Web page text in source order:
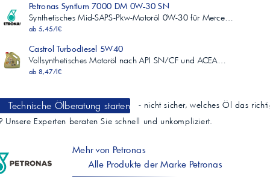
Petronas Syntium 7000 DM 0W-30 SN
Synthetisches Mid-SAPS-Pkw-Motoröl 0W-30 für Merce…
ab 5,45/l€
Castrol Turbodiesel 5W40
Vollsynthetisches Motoröl nach API SN/CF und ACEA…
ab 8,47/l€
Technische Ölberatung starten
- nicht sicher, welches Öl das
Unsere Experten beraten Sie schnell und unkompliziert.
Mehr von Petronas
Alle Produkte der Marke Petronas